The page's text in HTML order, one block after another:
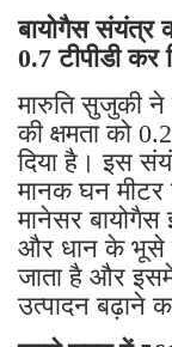
बायोगैस संयंत्र
0.7 टीपीडी कर
मारुति सुजुकी
की क्षमता को
दिया है। इस
मानक घन मीटर
मानेसर बायोगैस
और धान के भूसे
जाता है और
उत्पादन बढ़ाने